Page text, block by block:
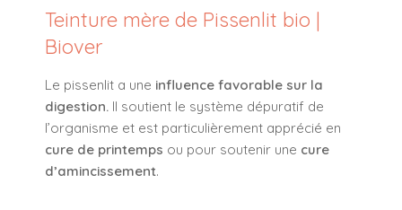
Teinture mère de Pissenlit bio |
Biover
Le pissenlit a une influence favorable sur la
digestion. Il soutient le système dépuratif de
l’organisme et est particulièrement apprécié en
cure de printemps ou pour soutenir une cure
d’amincissement.